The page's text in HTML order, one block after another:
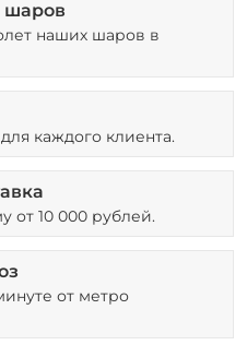
шаров
наших шаров в
каждого клиента.
от 10 000 рублей.
от метро